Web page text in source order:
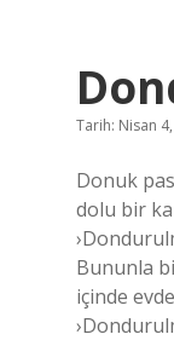
Tarih: Nisan
Donuk
dolu bir
Bununla
içinde